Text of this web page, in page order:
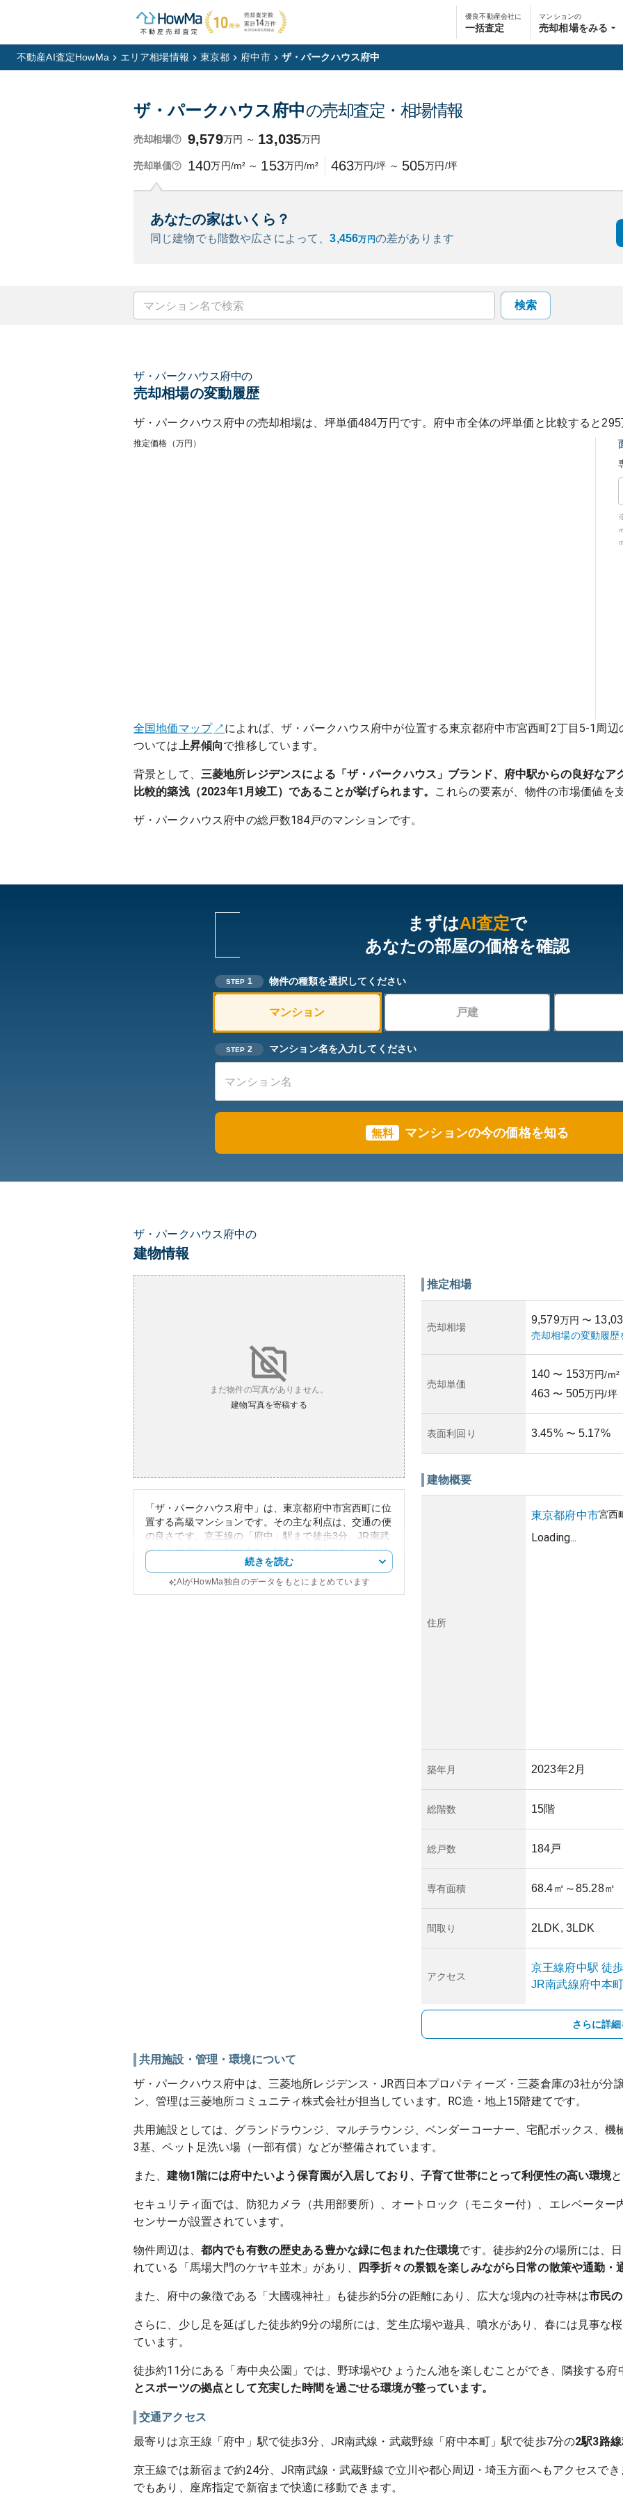
優良不動産会社に
一括査定
マンションの
売却相場をみる
不動産AI査定HowMa エリア相場情報 東京都 府中市 ザ・パークハウス府中
ザ・パークハウス府中の売却査定・相場情報
売却相場 9,579万円 ～ 13,035万円
売却単価 140万円/m² ～ 153万円/m² 463万円/坪 ～ 505万円/坪
あなたの家はいくら？
同じ建物でも階数や広さによって、3,456万円の差があります
検索
ザ・パークハウス府中の
売却相場の変動履歴
ザ・パークハウス府中の売却相場は、坪単価484万円です。 府中市全体の坪単価と比較すると 295
推定価格（万円）
全国地価マップ
によれば、ザ・パークハウス府中が位置する東京都府中市宮西町2丁目5-1周
ついては上昇傾向で推移しています。
背景として、 三菱地所レジデンスによる「ザ・パークハウス」ブランド、府中駅からの良好なア
比較的築浅（2023年1月竣工）であることが挙げられます。 これらの要素が、物件の市場価値を
ザ・パークハウス府中の総戸数184戸のマンションです。
まずはAI査定で
あなたの部屋の価格を確認
STEP 1 物件の種類を選択してください
マンション 戸建
STEP 2 マンション名を入力してください
無料 マンションの今の価格を知る
ザ・パークハウス府中の
建物情報
まだ物件の写真がありません。
建物写真を寄稿する
「ザ・パークハウス府中」は、東京都府中市宮西町に位
置する高級マンションです。その主な利点は、交通の便
の良さです。京王線の「府中」駅まで徒歩3分、JR南武
線と武蔵野線の「府中本町」駅まで徒歩7分と、2駅3路
線が利用でき、都心や周辺地域へのアクセスが容易で
続きを読む
AIがHowMa独自のデータをもとにまとめています
推定相場
売却相場
9,579万円 〜
売却相場の変動履歴
売却単価
140 〜 153万円/m²
463 〜 505万円/坪
表面利回り 3.45% 〜 5.17%
建物概要
住所
東京都府中市宮西
Loading...
築年月 2023年2月
総階数 15階
総戸数 184戸
専有面積 68.4㎡ ～85.28㎡
間取り 2LDK, 3LDK
アクセス
京王線府中駅 徒
JR南武線府中本
さらに詳
共用施設・管理・環境について
ザ・パークハウス府中は、三菱地所レジデンス・JR西日本プロパティーズ・三菱倉庫の3社が分
ン、管理は三菱地所コミュニティ株式会社が担当しています。RC造・地上15階建てです。
共用施設としては、グランドラウンジ、マルチラウンジ、ベンダーコーナー、宅配ボックス、機
3基、ペット足洗い場（一部有償）などが整備されています。
また、建物1階には府中たいよう保育園が入居しており、子育て世帯にとって利便性の高い環境
セキュリティ面では、防犯カメラ（共用部要所）、オートロック（モニター付）、エレベーター
センサーが設置されています。
物件周辺は、 都内でも有数の歴史ある豊かな緑に包まれた住環境です。徒歩約2分の場所には、
れている「馬場大門のケヤキ並木」があり、
四季折々の景観を楽しみながら日常の散策や通勤・
また、府中の象徴である「大國魂神社」も徒歩約5分の距離にあり、広大な境内の社寺林は市民
さらに、少し足を延ばした徒歩約9分の場所には、芝生広場や遊具、噴水があり、春には見事な
ています。
徒歩約11分にある「寿中央公園」では、野球場やひょうたん池を楽しむことができ、隣接する
とスポーツの拠点として充実した時間を過ごせる環境が整っています。
交通アクセス
最寄りは京王線「府中」駅で徒歩3分、JR南武線・武蔵野線「府中本町」駅で徒歩7分の2駅3路
京王線では新宿まで約24分、JR南武線・武蔵野線で立川や都心周辺・埼玉方面へもアクセスで
でもあり、座席指定で新宿まで快適に移動できます。